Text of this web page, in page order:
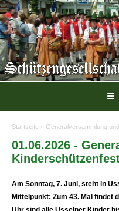
☰
Sie sind hier
Startseite » ​​​​​​​Generalversammlung
01.06.2026 -
Am Sonntag, 7. Juni, steht in
Mittelpunkt: Zum 43. Mal findet